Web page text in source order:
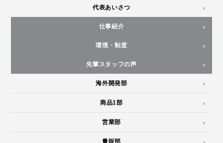
代表あいさつ
仕事紹介
環境・制度
先輩スタッフの声
海外開発部
商品1部
営業部
量販部